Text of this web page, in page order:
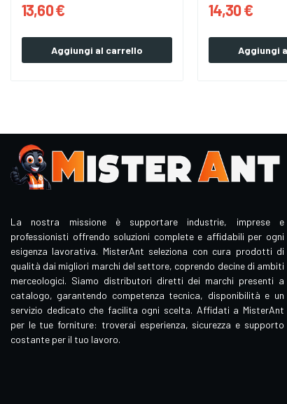
13,60 €
Aggiungi al carrello
14,30 €
Aggiungi
La nostra missione è supportare industrie, imprese e
professionisti offrendo soluzioni complete e affidabili per ogni
esigenza lavorativa. MisterAnt seleziona con cura prodotti di
qualità dai migliori marchi del settore, coprendo decine di ambiti
merceologici. Siamo distributori diretti dei marchi presenti a
catalogo, garantendo competenza tecnica, disponibilità e un
servizio dedicato che facilita ogni scelta. Affidati a MisterAnt
per le tue forniture: troverai esperienza, sicurezza e supporto
costante per il tuo lavoro.